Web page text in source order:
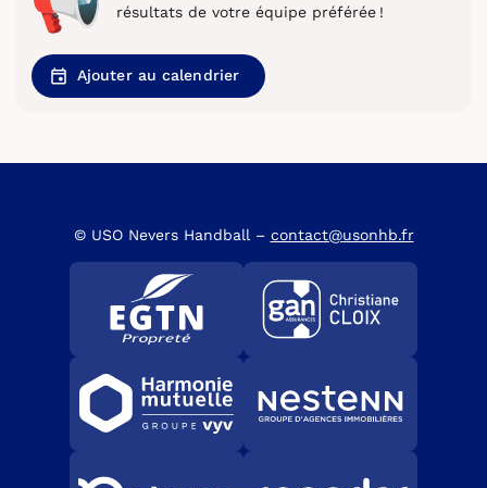
résultats de votre équipe préférée !
Ajouter au calendrier
© USO Nevers Handball – contact@usonhb.fr